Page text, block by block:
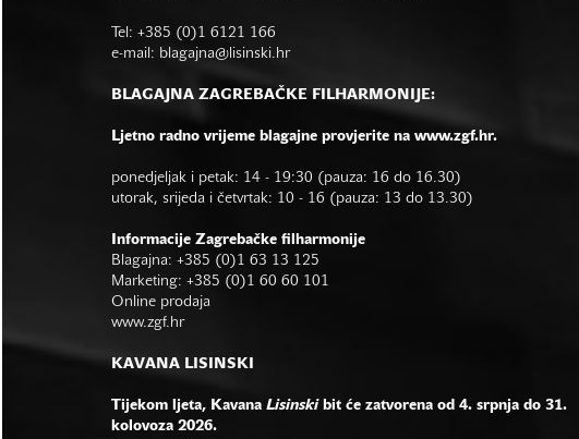
Tel: +385 (0)1 6121 166
e-mail: blagajna@lisinski.hr
BLAGAJNA ZAGREBAČKE FILHARMONIJE:
Ljetno radno vrijeme blagajne provjerite na www.zgf.hr.
ponedjeljak i petak: 14 - 19:30 (pauza: 16 do 16.30)
utorak, srijeda i četvrtak: 10 - 16 (pauza: 13 do 13.30)
Informacije Zagrebačke filharmonije
Blagajna: +385 (0)1 63 13 125
Marketing: +385 (0)1 60 60 101
Online prodaja
www.zgf.hr
KAVANA LISINSKI
Tijekom ljeta, Kavana Lisinskibit će zatvorena od 4. srpnja do 31.
kolovoza 2026.